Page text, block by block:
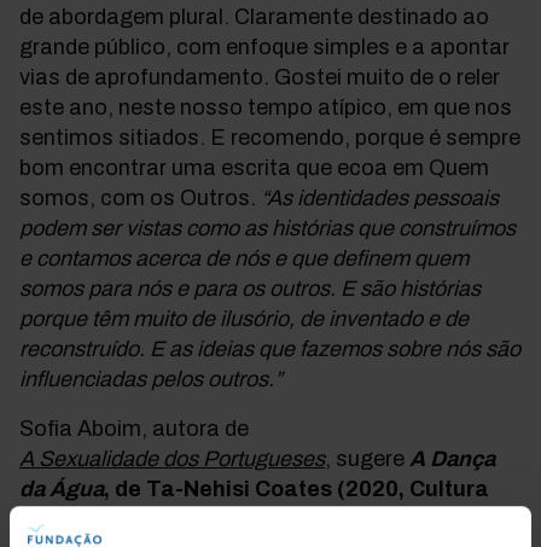
de abordagem plural. Claramente destinado ao
grande público, com enfoque simples e a apontar
vias de aprofundamento. Gostei muito de o reler
este ano, neste nosso tempo atípico, em que nos
sentimos sitiados. E recomendo, porque é sempre
bom encontrar uma escrita que ecoa em Quem
somos, com os Outros. “As identidades pessoais
podem ser vistas como as histórias que construímos
e contamos acerca de nós e que definem quem
somos para nós e para os outros. E são histórias
porque têm muito de ilusório, de inventado e de
reconstruído. E as ideias que fazemos sobre nós são
influenciadas pelos outros.”
Sofia Aboim, autora de
A Sexualidade dos Portugueses, sugere A Dança
da Água, de Ta-Nehisi Coates (2020, Cultura
Editora)